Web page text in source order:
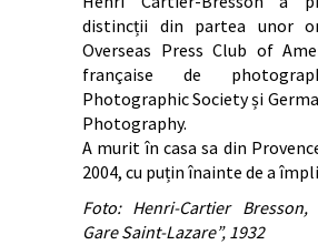
distincții din partea unor
Overseas Press Club of
française de
Photographic Society și
Photography.
A murit în casa sa din
2004, cu puțin înainte de a
Foto: Henri-Cartier
Gare Saint-Lazare”, 1932